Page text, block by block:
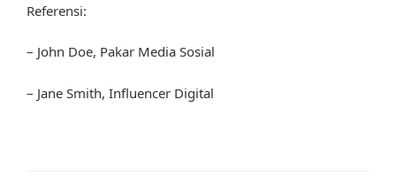
Referensi:
– John Doe, Pakar Media Sosial
– Jane Smith, Influencer Digital